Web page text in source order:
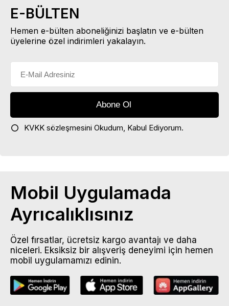
E-BÜLTEN
Hemen e-bülten aboneliğinizi başlatın ve e-bülten
üyelerine özel indirimleri yakalayın.
KVKK sözleşmesini Okudum, Kabul Ediyorum.
Mobil Uygulamada
Ayrıcalıklısınız
Özel fırsatlar, ücretsiz kargo avantajı ve daha
niceleri. Eksiksiz bir alışveriş deneyimi için hemen
mobil uygulamamızı edinin.